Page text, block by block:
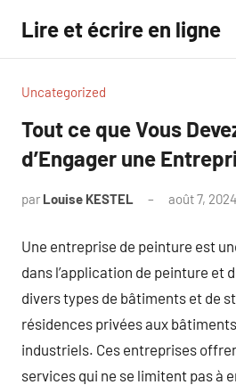
contenu
Lire et écrire en ligne
Uncategorized
Tout ce que Vous
d’Engager une
par Louise KESTEL août 7, 2024
Une entreprise de peinture est
dans l’application de peinture et
divers types de bâtiments et de
résidences privées aux
industriels. Ces entreprises
services qui ne se limitent pas à